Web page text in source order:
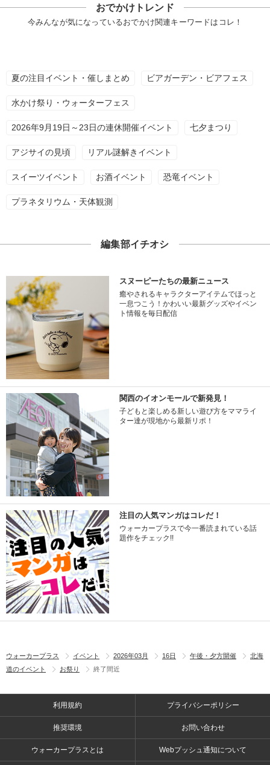
おでかけトレンド
今みんなが気になっているおでかけ関連キーワードはコレ！
夏の注目イベント・催しまとめ ビアガーデン・ビアフェス
水かけ祭り・ウォーターフェス
2026年9月19日～23日の連休開催イベント 七夕まつり
アジサイの見頃 リアル謎解きイベント
スイーツイベント お酒イベント 恐竜イベント
プラネタリウム・天体観測
編集部イチオシ
スヌーピーたちの最新ニュース
癒やされるキャラクターアイテムでほっと
一息つこう！かわいい最新グッズやイベン
ト情報を毎日配信
関西のイオンモールで新発見！
子どもと楽しめる新しい遊び方をママライ
ター達が現地から最新リポ！
注目の人気マンガはコレだ！
ウォーカープラスで今一番読まれている話
題作をチェック!!
ウォーカープラス イベント 2026年03月 16日 午後・夕方開催
北海
道のイベント
お祭り 終了間近
利用規約 プライバシーポリシー
推奨環境 お問い合わせ
ウォーカープラスとは Webプッシュ通知について